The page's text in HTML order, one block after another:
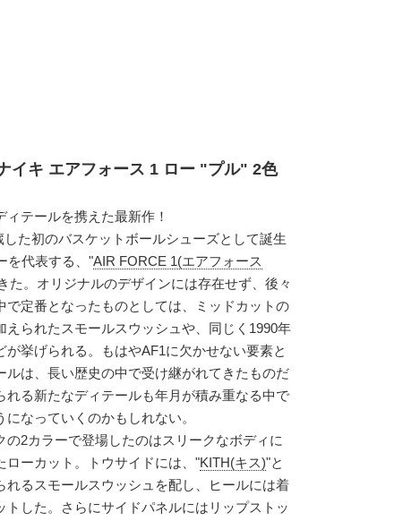
イキ エアフォース 1 ロー "プル" 2色
テールを携えた最新作！
した初のバスケットボールシューズとして誕生
を代表する、"AIR FORCE 1(エアフォース
た。オリジナルのデザインには存在せず、後々
で定番となったものとしては、ミッドカットの
えられたスモールスウッシュや、同じく1990年
挙げられる。もはやAF1に欠かせない要素と
ルは、長い歴史の中で受け継がれてきたものだ
れる新たなディテールも年月が積み重なる中で
なっていくのかもしれない。
の2カラーで登場したのはスリークなボディに
ローカット。トウサイドには、"KITH(キス)"と
れるスモールスウッシュを配し、ヒールには着
トした。さらにサイドパネルにはリップストッ